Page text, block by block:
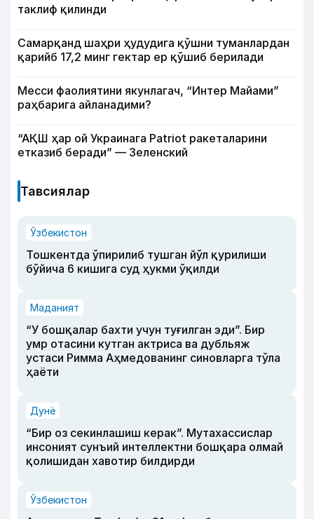
таклиф қилинди
Самарқанд шаҳри ҳудудига қўшни туманлардан
қарийб 17,2 минг гектар ер қўшиб берилади
Месси фаолиятини якунлагач, “Интер Майами”
раҳбарига айланадими?
“АҚШ ҳар ой Украинага Patriot ракеталарини
етказиб беради” — Зеленский
Тавсиялар
Ўзбекистон
Тошкентда ўпирилиб тушган йўл қурилиши
бўйича 6 кишига суд ҳукми ўқилди
Маданият
“У бошқалар бахти учун туғилган эди”. Бир
умр отасини кутган актриса ва дубльяж
устаси Римма Аҳмедованинг синовларга тўла
ҳаёти
Дунё
“Бир оз секинлашиш керак”. Мутахассислар
инсоният сунъий интеллектни бошқара олмай
қолишидан хавотир билдирди
Ўзбекистон